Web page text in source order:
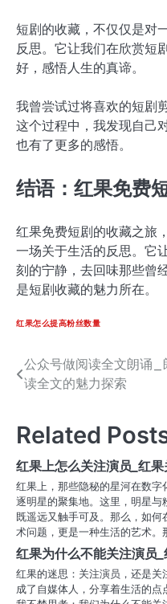
短剧的收藏，不仅仅是对
反思。它让我们在欣赏短
好，感悟人生的真谛。
我曾尝试过将喜欢的短剧
这个过程中，我发现自己
也有了更多的感悟。
结语：红果免费
红果免费短剧的收藏之旅
一场关于生活的反思。它
刻的宁静，去回味那些曾
是短剧收藏的魅力所在。
红果怎么提高粉丝数量
文
章
导
航
公众号做阅读全文朗诵_
读全文的魅力探索
Related
红果上怎么关注演员_红
红果上，那些隐秘的星河在数
逐明星的聚集地。这里，明星与
既遥远又触手可及。那么，如
术问题，更是一种生活的艺术
红果为什么不能关注演员
红果的迷思：关注演员，还是
成了自媒体人，分享着生活的